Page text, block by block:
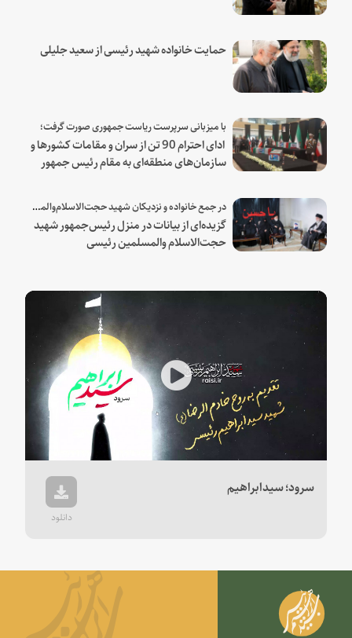
حمایت خانواده شهید رئیسی از سعید جلیلی
با میزبانی سرپرست ریاست جمهوری صورت گرفت؛
ادای احترام 90 تن از سران و مقامات کشورها و
سازمان‌های منطقه‌ای به مقام رئیس جمهور
در جمع خانواده و نزدیکان شهید حجت‌الاسلام‌والمسلمین رئیسی:
گزیده‌ای از بیانات در منزل رئیس‌جمهور شهید
حجت‌الاسلام والمسلمین رئیسی
Play
Video
سرود؛ سیدابراهیم
دانلود